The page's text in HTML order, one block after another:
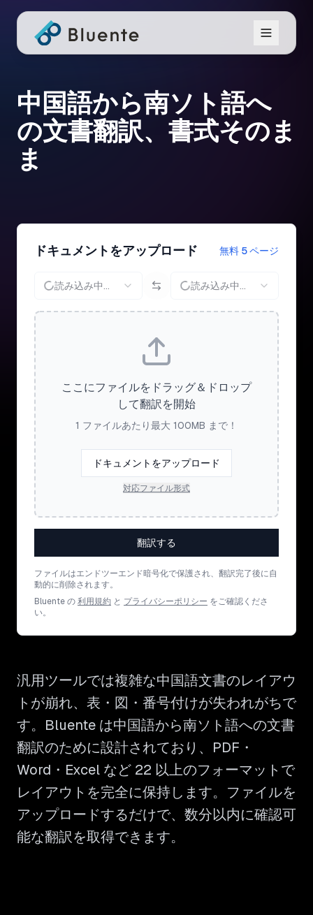
中国語から南ソト語へ
の文書翻訳、書式そのま
ま
ドキュメントをアップロード 無料 5 ページ
読み込み中... 読み込み中...
ここにファイルをドラッグ＆ドロップ
して翻訳を開始
1 ファイルあたり最大 100MB まで！
ドキュメントをアップロード
対応ファイル形式
翻訳する
ファイルはエンドツーエンド暗号化で保護され、翻訳完了後に自
動的に削除されます。
Bluente の利用規約 と プライバシーポリシー をご確認くださ
い。
汎用ツールでは複雑な中国語文書のレイアウ
トが崩れ、表・図・番号付けが失われがちで
す。Bluente は中国語から南ソト語への文書
翻訳のために設計されており、PDF・
Word・Excel など 22 以上のフォーマットで
レイアウトを完全に保持します。ファイルを
アップロードするだけで、数分以内に確認可
能な翻訳を取得できます。